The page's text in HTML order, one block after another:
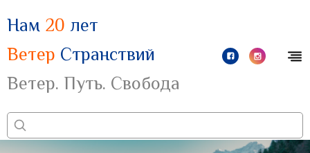
Нам 20 лет
Ветер Странствий
Ветер. Путь. Свобода